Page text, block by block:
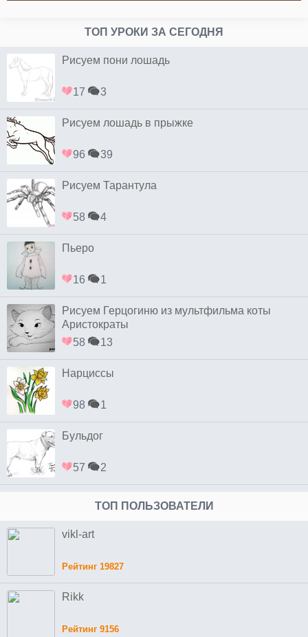
ТОП УРОКИ ЗА СЕГОДНЯ
Рисуем пони лошадь
17 3
Рисуем лошадь в прыжке
96 39
Рисуем Тарантула
58 4
Пьеро
16 1
Рисуем Герцогиню из мультфильма коты
Аристократы
58
13
Нарциссы
98 1
Бульдог
57 2
ТОП ПОЛЬЗОВАТЕЛИ
vikl-art
Рейтинг 19827
Rikk
Рейтинг 9156